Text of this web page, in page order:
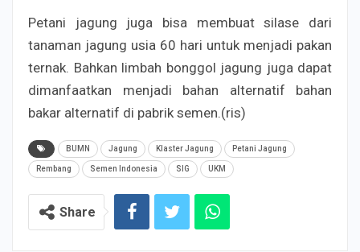
Petani jagung juga bisa membuat silase dari
tanaman jagung usia 60 hari untuk menjadi pakan
ternak. Bahkan limbah bonggol jagung juga dapat
dimanfaatkan menjadi bahan alternatif bahan
bakar alternatif di pabrik semen.(ris)
BUMN Jagung Klaster Jagung Petani Jagung
Rembang Semen Indonesia SIG UKM
Share